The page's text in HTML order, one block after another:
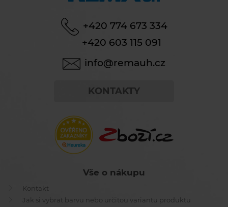
+420 774 673 334
+420 603 115 091
info@remauh.cz
KONTAKTY
Vše o nákupu
Kontakt
Jak si vybrat barvu nebo určitou variantu produktu